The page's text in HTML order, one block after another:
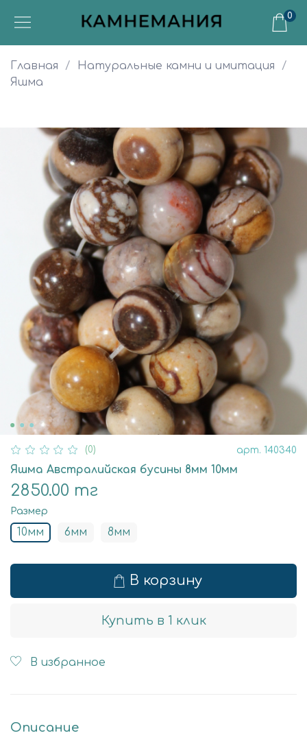
0
Главная
Натуральные камни и имитация
Яшма
(0) арт. 140340
Яшма Австралийская бусины 8мм 10мм
2850.00 тг
Размер
10мм 6мм 8мм
В корзину
Купить в 1 клик
В избранное
Описание